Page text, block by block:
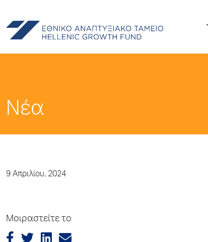
Νέα
9 Απριλίου, 2024
Μοιραστείτε το